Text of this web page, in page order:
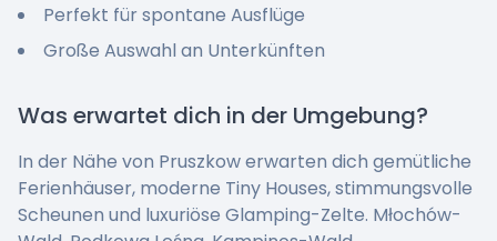
Perfekt für spontane Ausflüge
Große Auswahl an Unterkünften
Was erwartet dich in der Umgebung?
In der Nähe von Pruszkow erwarten dich gemütliche
Ferienhäuser, moderne Tiny Houses, stimmungsvolle
Scheunen und luxuriöse Glamping-Zelte. Młochów-